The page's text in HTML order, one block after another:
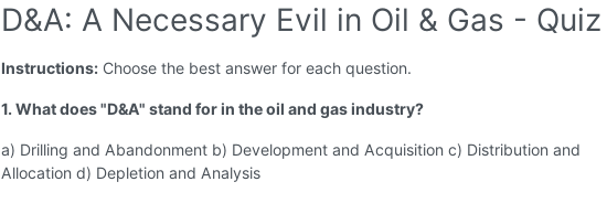
D&A: A Necessary Evil in Oil & Gas - Quiz
Instructions: Choose the best answer for each question.
1. What does "D&A" stand for in the oil and gas industry?
a) Drilling and Abandonment b) Development and Acquisition c) Distribution and
Allocation d) Depletion and Analysis